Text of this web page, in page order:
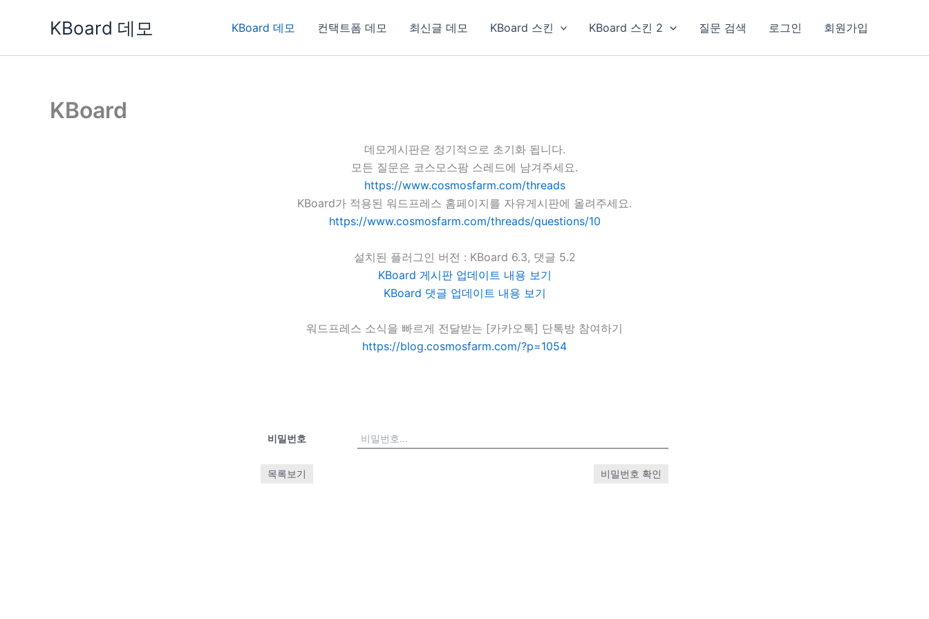
KBoard 데모 KBoard 데모 컨택트폼 데모 최신글 데모 KBoard 스킨 KBoard 스킨 2 질문 검색 로그인 회원가입
KBoard
데모게시판은 정기적으로 초기화 됩니다.
모든 질문은 코스모스팜 스레드에 남겨주세요.
https://www.cosmosfarm.com/threads
KBoard가 적용된 워드프레스 홈페이지를 자유게시판에 올려주세요.
https://www.cosmosfarm.com/threads/questions/10
설치된 플러그인 버전 : KBoard 6.3, 댓글 5.2
KBoard 게시판 업데이트 내용 보기
KBoard 댓글 업데이트 내용 보기
워드프레스 소식을 빠르게 전달받는 [카카오톡] 단톡방 참여하기
https://blog.cosmosfarm.com/?p=1054
비밀번호
목록보기 비밀번호 확인